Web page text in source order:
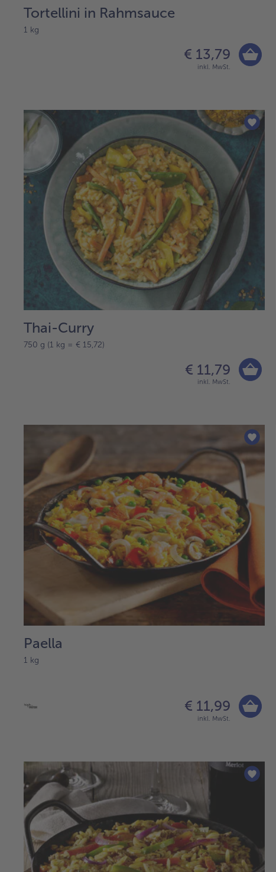
Tortellini in Rahmsauce
1 kg
€ 13,79
inkl. MwSt.
Thai-Curry
750 g (1 kg = € 15,72)
€ 11,79
inkl. MwSt.
Paella
1 kg
€ 11,99
inkl. MwSt.